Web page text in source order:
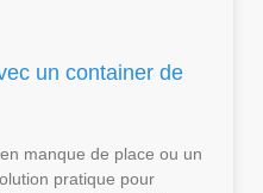
un container de
manque de place ou un
pratique pour